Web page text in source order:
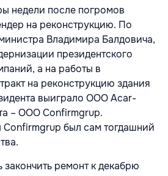
недели после погромов
на реконструкцию. По
Владимира Балдовича,
президентского
а на работы в
на реконструкцию здания
выиграло ООО Acar-
– ООО Confirmgrup.
был сам тогдашний
ремонт к декабрю